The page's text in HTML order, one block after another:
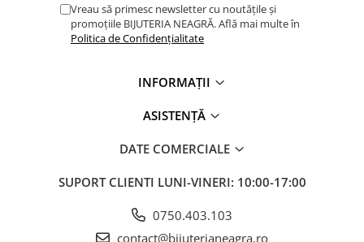
Vreau să primesc newsletter cu noutățile și
promoțiile BIJUTERIA NEAGRĂ. Află mai multe în
Politica de Confidențialitate
INFORMAȚII
ASISTENȚĂ
DATE COMERCIALE
SUPORT CLIENTI LUNI-VINERI: 10:00-17:00
0750.403.103
contact@bijuterianeagra.ro